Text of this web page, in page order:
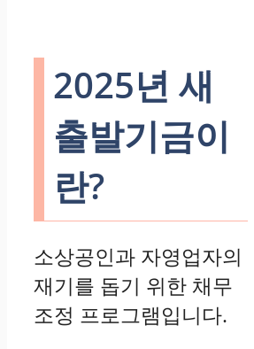
2025년 새
출발기금이
란?
소상공인과 자영업자의
재기를 돕기 위한 채무
조정 프로그램입니다.